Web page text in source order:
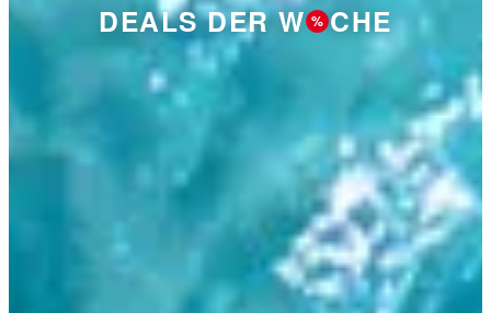
DEALS DER W % CHE